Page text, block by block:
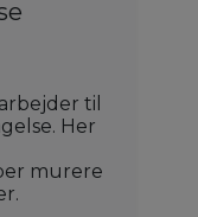
til
Her
murere